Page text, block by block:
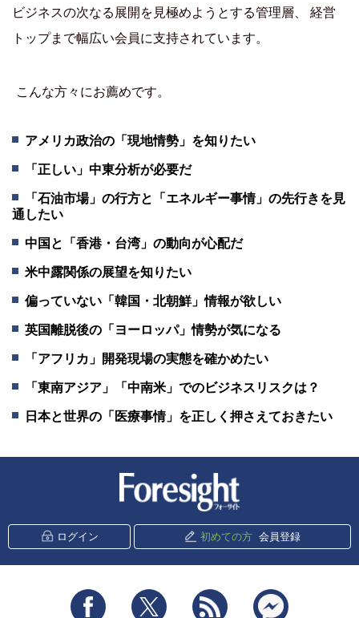
ビジネスの次なる展開を見極めようとする管理層、 経営
トップまで幅広い会員に支持されています。
こんな方々にお薦めです。
アメリカ政治の「現地情勢」を知りたい
「正しい」中東分析が必要だ
「石油市場」の行方と「エネルギー事情」の先行きを見
通したい
中国と「香港・台湾」の動向が心配だ
米中露関係の展望を知りたい
偏っていない「韓国・北朝鮮」情報が欲しい
英国離脱後の「ヨーロッパ」情勢が気になる
「アフリカ」開発現場の実態を確かめたい
「東南アジア」「中南米」でのビジネスリスクは？
日本と世界の「医療事情」を正しく押さえておきたい
ログイン 初めての方 会員登録
Facebook Twitter RSS